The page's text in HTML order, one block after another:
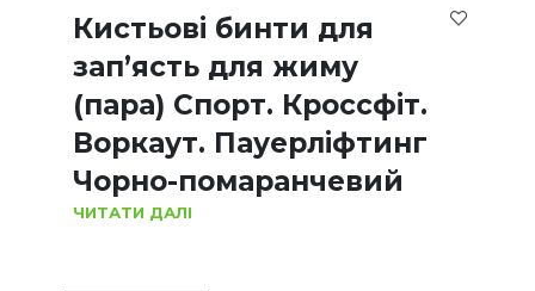
Кистьові бинти для
зап’ясть для жиму
(пара) Спорт. Кроссфіт.
Воркаут. Пауерліфтинг
Чорно-помаранчевий
ЧИТАТИ ДАЛІ